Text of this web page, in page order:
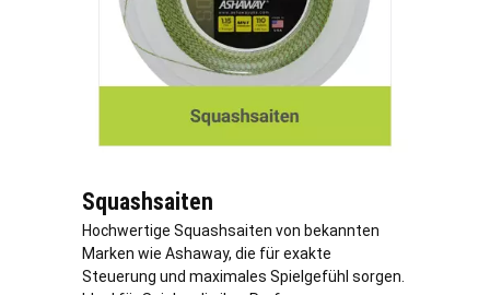
Squashsaiten
Hochwertige Squashsaiten von bekannten
Marken wie Ashaway, die für exakte
Steuerung und maximales Spielgefühl sorgen.